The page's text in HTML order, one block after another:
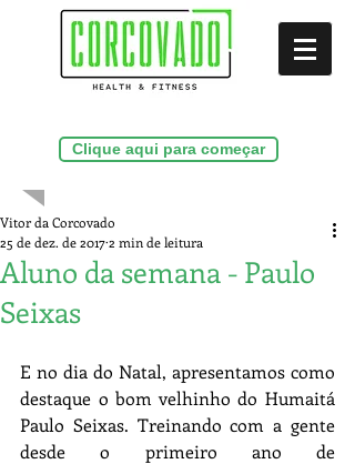
Clique aqui para começar
Aluno da semana - Paulo
Seixas
Vitor da Corcovado
25 de dez. de 20172 min de leitura
E no dia do Natal, apresentamos como
destaque o bom velhinho do Humaitá
Paulo Seixas. Treinando com a gente
desde o primeiro ano de